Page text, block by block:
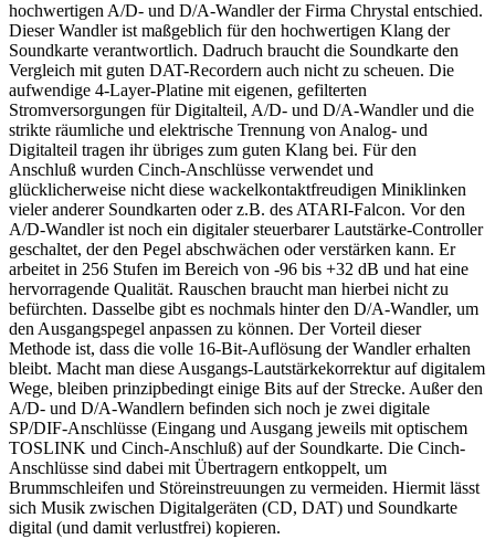
hochwertigen A/D- und D/A-Wandler der Firma Chrystal entschied.
Dieser Wandler ist maßgeblich für den hochwertigen Klang der
Soundkarte verantwortlich. Dadruch braucht die Soundkarte den
Vergleich mit guten DAT-Recordern auch nicht zu scheuen. Die
aufwendige 4-Layer-Platine mit eigenen, gefilterten
Stromversorgungen für Digitalteil, A/D- und D/A-Wandler und die
strikte räumliche und elektrische Trennung von Analog- und
Digitalteil tragen ihr übriges zum guten Klang bei. Für den
Anschluß wurden Cinch-Anschlüsse verwendet und
glücklicherweise nicht diese wackelkontaktfreudigen Miniklinken
vieler anderer Soundkarten oder z.B. des ATARI-Falcon. Vor den
A/D-Wandler ist noch ein digitaler steuerbarer Lautstärke-Controller
geschaltet, der den Pegel abschwächen oder verstärken kann. Er
arbeitet in 256 Stufen im Bereich von -96 bis +32 dB und hat eine
hervorragende Qualität. Rauschen braucht man hierbei nicht zu
befürchten. Dasselbe gibt es nochmals hinter den D/A-Wandler, um
den Ausgangspegel anpassen zu können. Der Vorteil dieser
Methode ist, dass die volle 16-Bit-Auflösung der Wandler erhalten
bleibt. Macht man diese Ausgangs-Lautstärkekorrektur auf digitalem
Wege, bleiben prinzipbedingt einige Bits auf der Strecke. Außer den
A/D- und D/A-Wandlern befinden sich noch je zwei digitale
SP/DIF-Anschlüsse (Eingang und Ausgang jeweils mit optischem
TOSLINK und Cinch-Anschluß) auf der Soundkarte. Die Cinch-
Anschlüsse sind dabei mit Übertragern entkoppelt, um
Brummschleifen und Störeinstreuungen zu vermeiden. Hiermit lässt
sich Musik zwischen Digitalgeräten (CD, DAT) und Soundkarte
digital (und damit verlustfrei) kopieren.